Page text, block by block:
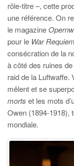
rôle-titre –, cette
une référence. On
le magazine
pour le War Requiem
consécration de la
à côté des ruines
raid de la Luftwaffe.
mêlent et se
morts et les mots
Owen (1894-1918),
mondiale.